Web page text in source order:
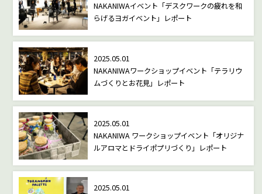
NAKANIWAイベント「デスクワークの疲れを和
らげるヨガイベント」レポート
2025.05.01
NAKANIWAワークショップイベント「テラリウ
ムづくりとお花見」レポート
2025.05.01
NAKANIWA ワークショップイベント「オリジナ
ルアロマとドライポプリづくり」レポート
2025.05.01